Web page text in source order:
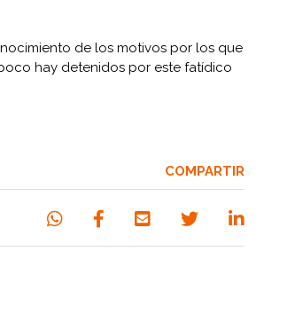
de los motivos por los que
hay detenidos por este fatídico
COMPARTIR